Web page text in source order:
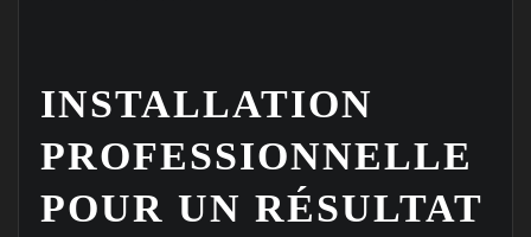
INSTALLATION
PROFESSIONNELLE
POUR UN RÉSULTAT